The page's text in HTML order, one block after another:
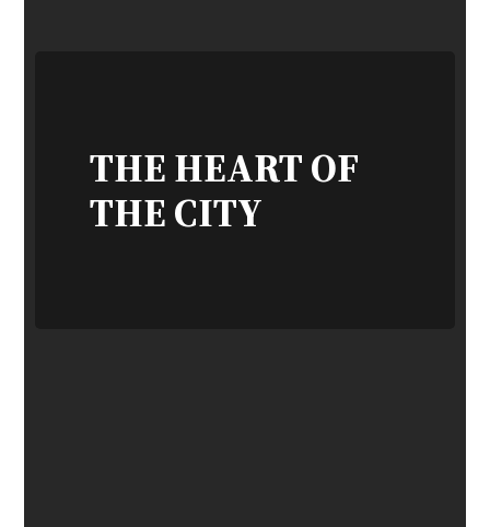
THE HEART OF
THE CITY